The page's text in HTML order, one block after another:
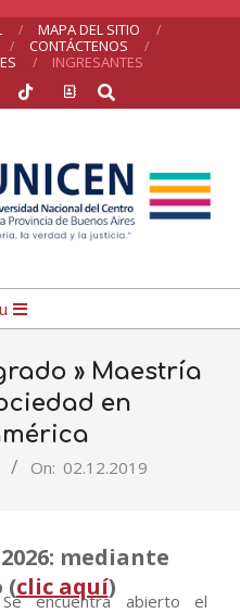
MAPA DEL SITIO
CONTÁCTENOS
INGRESANTES
Search
» Maestría
en
On: 02.12.2019
2026: mediante
(clic aquí)
Se encuentra abierto el